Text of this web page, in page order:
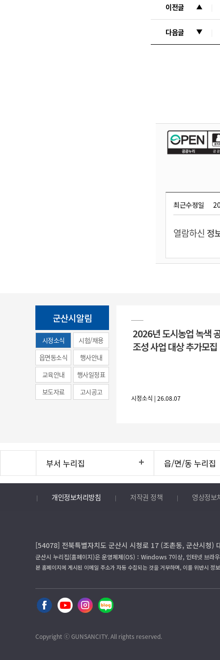
이전글
다음글
최근수정일
열람하신 정
군산시알림
시정소식
(municipal
news)
2026년 도시농업 녹색
조성 사업 대상 추가모집
시정소식 | 26.08.07
시험/채용
읍면동소식
행사안내
교육안내
행사일정표
보도자료
고시공고
부서 누리집 읍/면/동 누리집
개인정보처리방침 저작권 정책 영상정보
[54078] 전북특별자치도 군산시 시청로 17 (조촌동, 군산시청
군산시 누리집(홈페이지)은 운영체제(OS)：Windows 7이상, 인터넷 브라
본 홈페이지에 게시된 이메일 주소가 자동 수집되는 것을 거부하며, 이를 위반시 정
Copyright ⓒ GUNSANCITY. All rights reserved.